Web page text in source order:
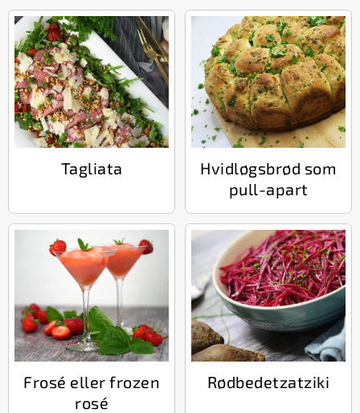
Tagliata
Hvidløgsbrød som
pull-apart
Frosé eller frozen
rosé
Rødbedetzatziki